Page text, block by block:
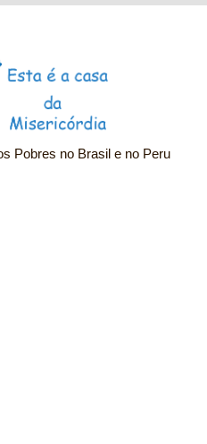
Pobres no Brasil e no Peru